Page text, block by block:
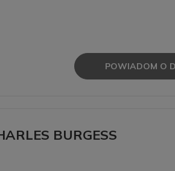
POWIADOM O
BURGESS